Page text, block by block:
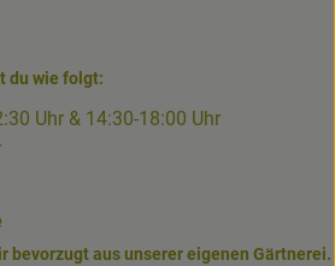
du wie folgt:
Uhr & 14:30-18:00 Uhr
bevorzugt aus unserer eigenen Gärtnerei.